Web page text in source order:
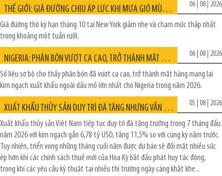
THẾ GIỚI: GIÁ ĐƯỜNG CHỊU ÁP LỰC KHI MƯA GIÓ MÙA TẠI ẤN ĐỘ CẢI THIỆN 06 | 08 | 2026
Giá đường thô kỳ hạn tháng 10 tại New York giảm nhẹ và chạm mức thấp nhất
trong khoảng một tuần rưỡi.
NIGERIA: PHÂN BÓN VƯỢT CA CAO, TRỞ THÀNH MẶT HÀNG XUẤT KHẨU NGOÀI DẦU MỎ LỚN NHẤT 06 | 08 | 2026
Số liệu sơ bộ cho thấy phân bón đã vượt ca cao, trở thành mặt hàng mang lại
kim ngạch xuất khẩu ngoài dầu mỏ lớn nhất cho Nigeria trong năm 2026.
XUẤT KHẨU THỦY SẢN DUY TRÌ ĐÀ TĂNG NHƯNG VẪN ĐỐI MẶT VỚI NHIỀU SỨC ÉP 05 | 08 | 2026
Xuất khẩu thủy sản Việt Nam tiếp tục duy trì đà tăng trưởng trong 7 tháng đầu
năm 2026 với kim ngạch gần 6,78 tỷ USD, tăng 11,5% so với cùng kỳ năm trước.
Tuy nhiên, triển vọng những tháng cuối năm được dự báo sẽ đối mặt nhiều sức
ép hơn khi các chính sách thuế mới của Hoa Kỳ bắt đầu phát huy tác động,
trong khi các yêu cầu kỹ thuật tại nhiều thị trường ngày càng khắt khe...